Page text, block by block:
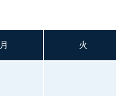
月 火